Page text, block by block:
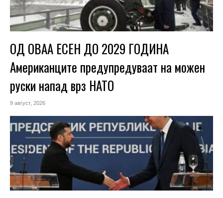
ОД ОВАА ЕСЕН ДО 2029 ГОДИНА
Американците предупредуваат на можен
руски напад врз НАТО
9 август, 2026